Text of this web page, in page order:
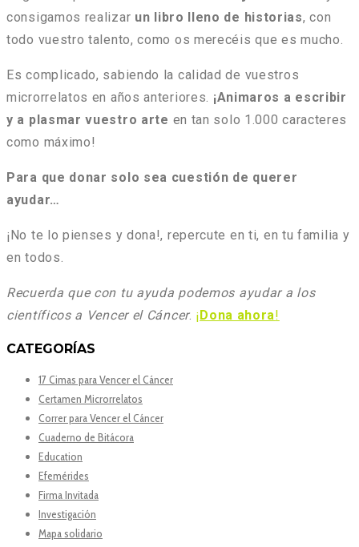
consigamos realizar un libro lleno de historias, con
todo vuestro talento, como os merecéis que es mucho.
Es complicado, sabiendo la calidad de vuestros
microrrelatos en años anteriores. ¡Animaros a escribir
y a plasmar vuestro arte en tan solo 1.000 caracteres
como máximo!
Para que donar solo sea cuestión de querer
ayudar…
¡No te lo pienses y dona!, repercute en ti, en tu familia y
en todos.
Recuerda que con tu ayuda podemos ayudar a los
científicos a Vencer el Cáncer. ¡Dona ahora!
CATEGORÍAS
17 Cimas para Vencer el Cáncer
Certamen Microrrelatos
Correr para Vencer el Cáncer
Cuaderno de Bitácora
Education
Efemérides
Firma Invitada
Investigación
Mapa solidario